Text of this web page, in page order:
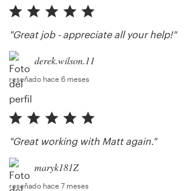
"Great job - appreciate all your help!"
derek.wilson.11
reseñado hace 6 meses
"Great working with Matt again."
maryk181Z
reseñado hace 7 meses